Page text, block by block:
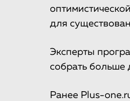
для
Эксперты
собрать больше
Ранее Plus-